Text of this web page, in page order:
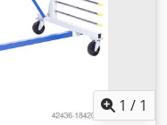
1 / 1